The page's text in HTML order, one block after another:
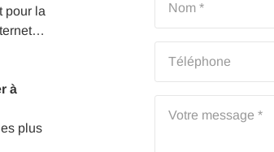
pour la
à
plus